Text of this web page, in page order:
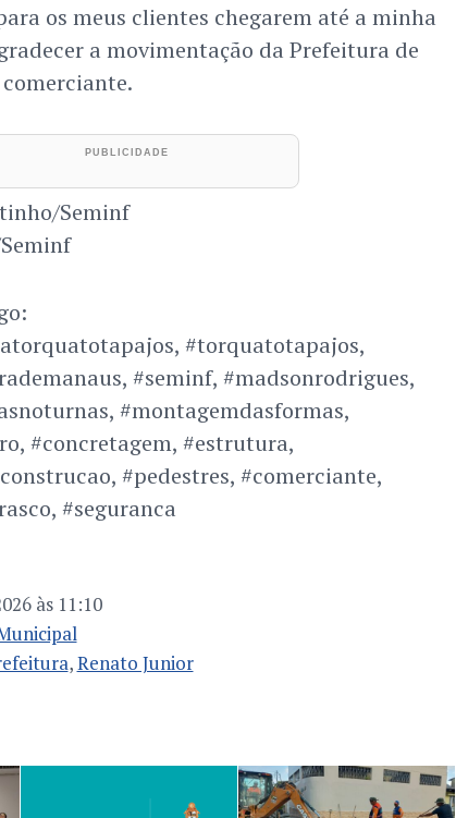
os meus clientes chegarem até a minha
a movimentação da Prefeitura de
Seminf
#torquatotapajos,
#seminf, #madsonrodrigues,
#montagemdasformas,
#concretagem, #estrutura,
#pedestres, #comerciante,
#seguranca
às 11:10
,Renato Junior